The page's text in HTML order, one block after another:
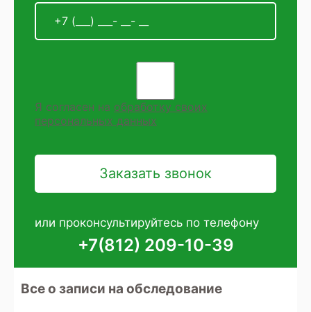
Я согласен на обработку своих
персональных данных
или проконсультируйтесь по телефону
+7(812) 209-10-39
Все о записи на обследование